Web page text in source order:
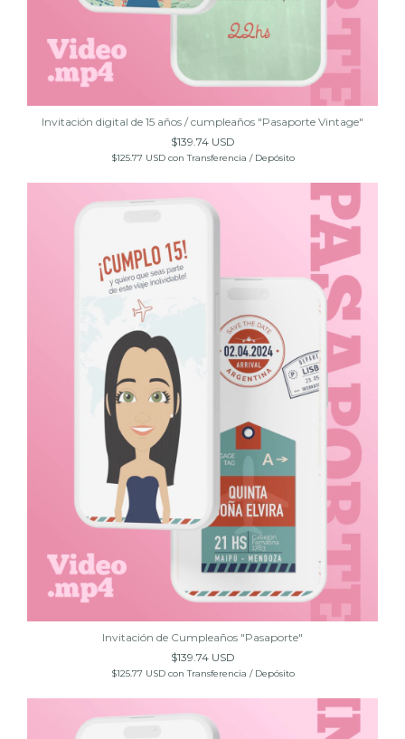
Invitación digital de 15 años / cumpleaños "Pasaporte Vintage"
$139.74 USD
$125.77 USD con Transferencia / Depósito
Invitación de Cumpleaños "Pasaporte"
$139.74 USD
$125.77 USD con Transferencia / Depósito